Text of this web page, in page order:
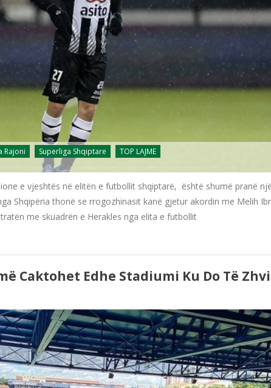
Rajoni Superliga Shqiptare TOP LAJME
e vjeshtës në elitën e futbollit shqiptarë, është shumë pranë
Shqipëria thonë se rrogozhinasit kanë gjetur akordin me Melih
me skuadrën e Herakles nga elita e futbollit
Caktohet Edhe Stadiumi Ku Do Të